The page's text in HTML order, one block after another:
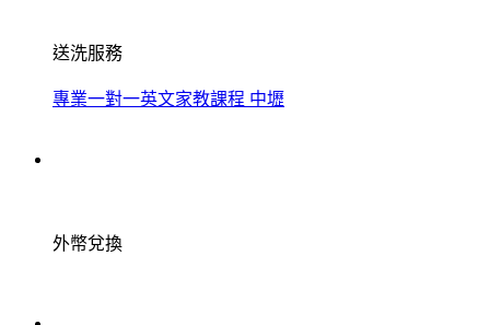
送洗服務
專業一對一英文家教課程 中壢
外幣兌換